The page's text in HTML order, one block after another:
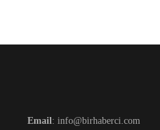
Email : info@birhaberci.com